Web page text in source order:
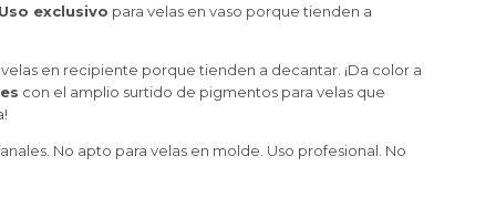
Uso exclusivo para velas en vaso porque tienden a
en recipiente porque tienden a decantar. ¡Da color a
con el amplio surtido de pigmentos para velas que
No apto para velas en molde. Uso profesional. No